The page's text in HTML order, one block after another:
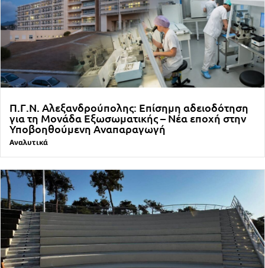
Π.Γ.Ν. Αλεξανδρούπολης: Επίσημη αδειοδότηση
για τη Μονάδα Εξωσωματικής – Νέα εποχή στην
Υποβοηθούμενη Αναπαραγωγή
Αναλυτικά